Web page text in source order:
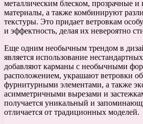
металлическим блеском, прозрачные
материалы, а также комбинируют
текстуры. Это придает ветровкам
и эффектность, делая их невероятно
Еще одним необычным трендом в
является использование
добавляют карманы с необычными
расположением, украшают ветровки
фурнитурными элементами, а также
асимметричными вырезами и
получается уникальный и
отличается от традиционных моделей.